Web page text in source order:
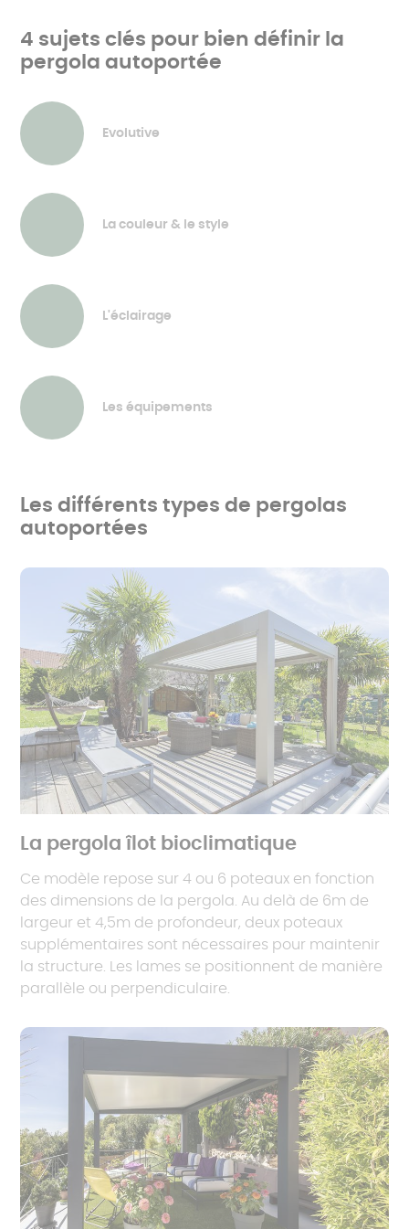
4 sujets clés pour bien définir la
pergola autoportée
Evolutive
La couleur & le style
L'éclairage
Les équipements
Les différents types de pergolas
autoportées
La pergola îlot bioclimatique
Ce modèle repose sur 4 ou 6 poteaux en fonction
des dimensions de la pergola. Au delà de 6m de
largeur et 4,5m de profondeur, deux poteaux
supplémentaires sont nécessaires pour maintenir
la structure. Les lames se positionnent de manière
parallèle ou perpendiculaire.